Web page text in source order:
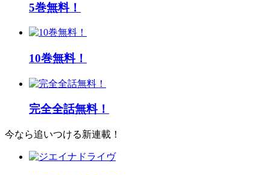
5巻無料！
10巻無料！
完全全話無料！
今なら追いつける新連載！